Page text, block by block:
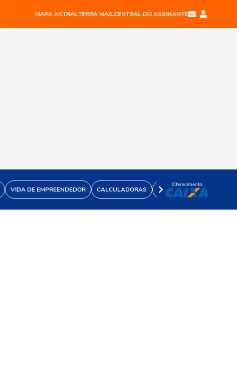
MAPA ASTRALTERRA MAILCENTRAL DO ASSINANTE
VIDA DE EMPREENDEDOR CALCULADORAS VÍDEOS
Oferecimento